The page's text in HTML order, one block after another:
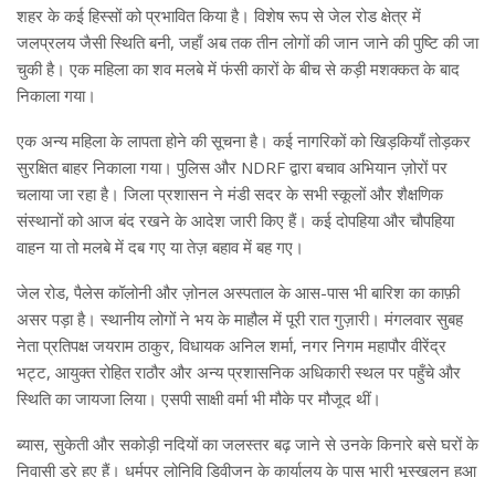
शहर के कई हिस्सों को प्रभावित किया है। विशेष रूप से जेल रोड क्षेत्र में
जलप्रलय जैसी स्थिति बनी, जहाँ अब तक तीन लोगों की जान जाने की पुष्टि की जा
चुकी है। एक महिला का शव मलबे में फंसी कारों के बीच से कड़ी मशक्कत के बाद
निकाला गया।
एक अन्य महिला के लापता होने की सूचना है। कई नागरिकों को खिड़कियाँ तोड़कर
सुरक्षित बाहर निकाला गया। पुलिस और NDRF द्वारा बचाव अभियान ज़ोरों पर
चलाया जा रहा है। जिला प्रशासन ने मंडी सदर के सभी स्कूलों और शैक्षणिक
संस्थानों को आज बंद रखने के आदेश जारी किए हैं। कई दोपहिया और चौपहिया
वाहन या तो मलबे में दब गए या तेज़ बहाव में बह गए।
जेल रोड, पैलेस कॉलोनी और ज़ोनल अस्पताल के आस-पास भी बारिश का काफ़ी
असर पड़ा है। स्थानीय लोगों ने भय के माहौल में पूरी रात गुज़ारी। मंगलवार सुबह
नेता प्रतिपक्ष जयराम ठाकुर, विधायक अनिल शर्मा, नगर निगम महापौर वीरेंद्र
भट्ट, आयुक्त रोहित राठौर और अन्य प्रशासनिक अधिकारी स्थल पर पहुँचे और
स्थिति का जायजा लिया। एसपी साक्षी वर्मा भी मौके पर मौजूद थीं।
ब्यास, सुकेती और सकोड़ी नदियों का जलस्तर बढ़ जाने से उनके किनारे बसे घरों के
निवासी डरे हुए हैं। धर्मपुर लोनिवि डिवीजन के कार्यालय के पास भारी भूस्खलन हुआ